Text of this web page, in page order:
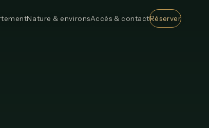
Nature & environsAccès & contactRéserver